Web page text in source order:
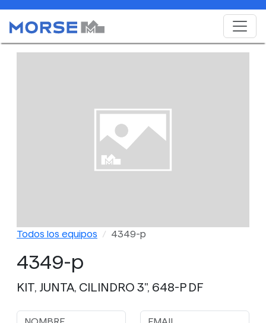
Todos los equipos 4349-p
4349-p
KIT, JUNTA, CILINDRO 3", 648-P DF